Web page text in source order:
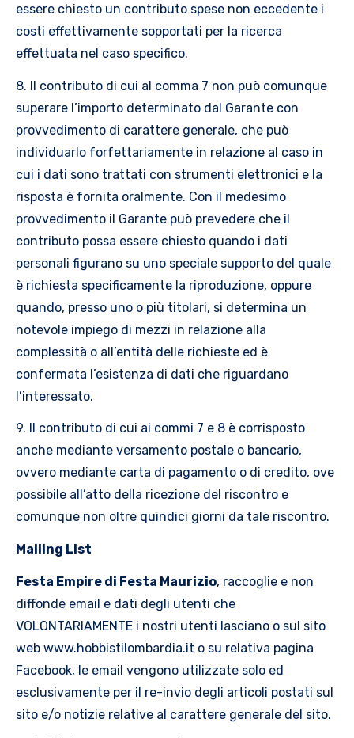
essere chiesto un contributo spese non eccedente i
costi effettivamente sopportati per la ricerca
effettuata nel caso specifico.
8. Il contributo di cui al comma 7 non può comunque
superare l’importo determinato dal Garante con
provvedimento di carattere generale, che può
individuarlo forfettariamente in relazione al caso in
cui i dati sono trattati con strumenti elettronici e la
risposta è fornita oralmente. Con il medesimo
provvedimento il Garante può prevedere che il
contributo possa essere chiesto quando i dati
personali figurano su uno speciale supporto del quale
è richiesta specificamente la riproduzione, oppure
quando, presso uno o più titolari, si determina un
notevole impiego di mezzi in relazione alla
complessità o all’entità delle richieste ed è
confermata l’esistenza di dati che riguardano
l’interessato.
9. Il contributo di cui ai commi 7 e 8 è corrisposto
anche mediante versamento postale o bancario,
ovvero mediante carta di pagamento o di credito, ove
possibile all’atto della ricezione del riscontro e
comunque non oltre quindici giorni da tale riscontro.
Mailing List
Festa Empire di Festa Maurizio, raccoglie e non
diffonde email e dati degli utenti che
VOLONTARIAMENTE i nostri utenti lasciano o sul sito
web www.hobbistilombardia.it o su relativa pagina
Facebook, le email vengono utilizzate solo ed
esclusivamente per il re-invio degli articoli postati sul
sito e/o notizie relative al carattere generale del sito.